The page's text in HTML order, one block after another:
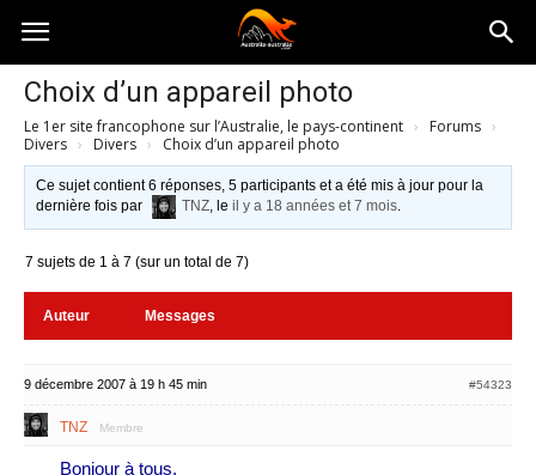
Australia-
australie.com
Choix d’un appareil photo
Le 1er site francophone sur l’Australie, le pays-continent › Forums ›
Divers › Divers › Choix d’un appareil photo
Ce sujet contient 6 réponses, 5 participants et a été mis à jour pour la
dernière fois par
TNZ, leil y a 18 années et 7 mois.
7 sujets de 1 à 7 (sur un total de 7)
Auteur Messages
9 décembre 2007 à 19 h 45 min #54323
TNZ Membre
Bonjour à tous,